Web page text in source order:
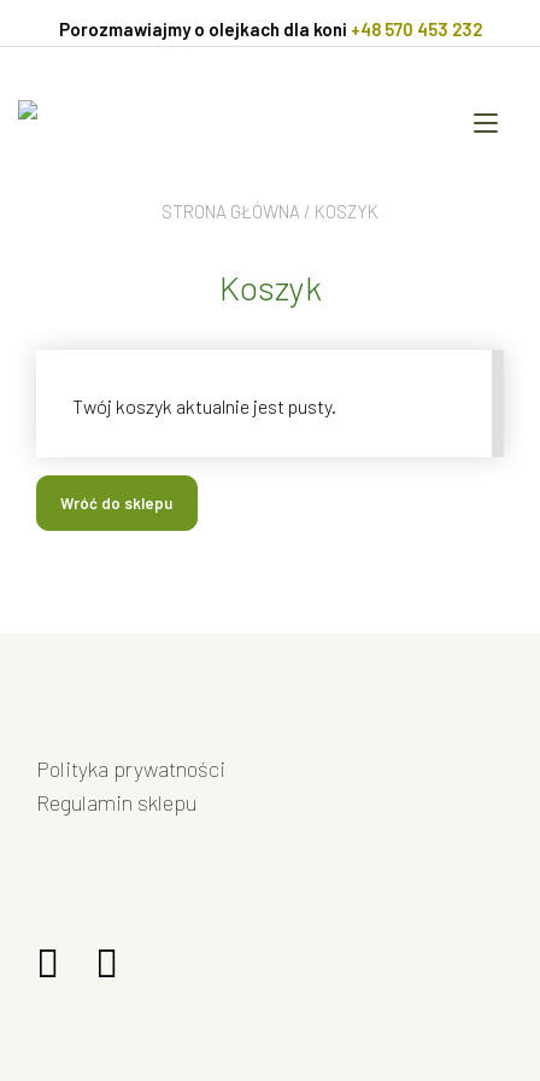
Porozmawiajmy o olejkach dla koni +48 570 453 232
STRONA GŁÓWNA / KOSZYK
Koszyk
Twój koszyk aktualnie jest pusty.
Wróć do sklepu
Polityka prywatności
Regulamin sklepu